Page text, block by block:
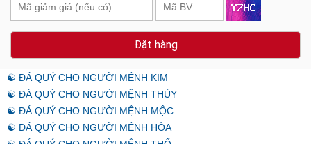
Đặt hàng
☯ ĐÁ QUÝ CHO NGƯỜI MỆNH KIM
☯ ĐÁ QUÝ CHO NGƯỜI MỆNH THỦY
☯ ĐÁ QUÝ CHO NGƯỜI MỆNH MỘC
☯ ĐÁ QUÝ CHO NGƯỜI MỆNH HỎA